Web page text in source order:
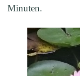
Minuten.